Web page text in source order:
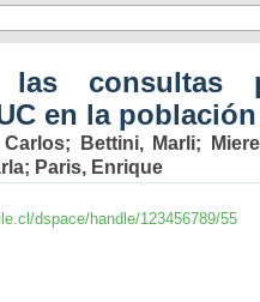
las consultas
en la
; Bettini, Marli;
; Paris, Enrique
dspace/handle/123456789/55